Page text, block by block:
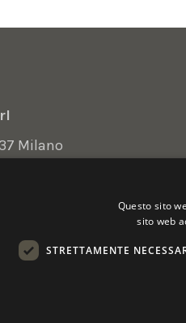
Milano
Questo sito
sito web
STRETTAMENTE